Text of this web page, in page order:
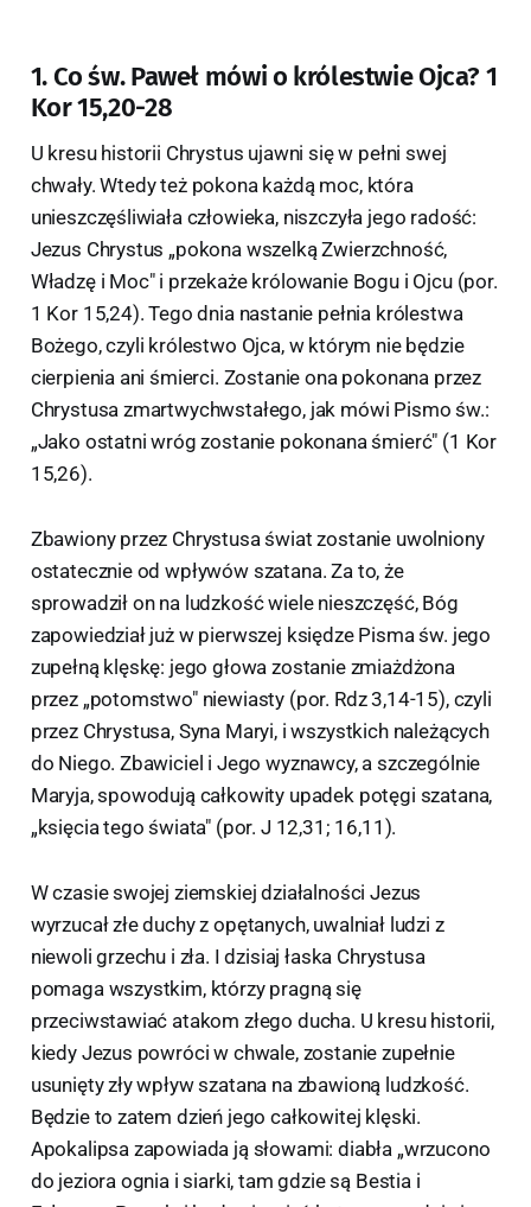
1. Co św. Paweł mówi o królestwie Ojca? 1
Kor 15,20-28
U kresu historii Chrystus ujawni się w pełni swej
chwały. Wtedy też pokona każdą moc, która
unieszczęśliwiała człowieka, niszczyła jego radość:
Jezus Chrystus „pokona wszelką Zwierzchność,
Władzę i Moc" i przekaże królowanie Bogu i Ojcu (por.
1 Kor 15,24). Tego dnia nastanie pełnia królestwa
Bożego, czyli królestwo Ojca, w którym nie będzie
cierpienia ani śmierci. Zostanie ona pokonana przez
Chrystusa zmartwychwstałego, jak mówi Pismo św.:
„Jako ostatni wróg zostanie pokonana śmierć" (1 Kor
15,26).
Zbawiony przez Chrystusa świat zostanie uwolniony
ostatecznie od wpływów szatana. Za to, że
sprowadził on na ludzkość wiele nieszczęść, Bóg
zapowiedział już w pierwszej księdze Pisma św. jego
zupełną klęskę: jego głowa zostanie zmiażdżona
przez „potomstwo" niewiasty (por. Rdz 3,14-15), czyli
przez Chrystusa, Syna Maryi, i wszystkich należących
do Niego. Zbawiciel i Jego wyznawcy, a szczególnie
Maryja, spowodują całkowity upadek potęgi szatana,
„księcia tego świata" (por. J 12,31; 16,11).
W czasie swojej ziemskiej działalności Jezus
wyrzucał złe duchy z opętanych, uwalniał ludzi z
niewoli grzechu i zła. I dzisiaj łaska Chrystusa
pomaga wszystkim, którzy pragną się
przeciwstawiać atakom złego ducha. U kresu historii,
kiedy Jezus powróci w chwale, zostanie zupełnie
usunięty zły wpływ szatana na zbawioną ludzkość.
Będzie to zatem dzień jego całkowitej klęski.
Apokalipsa zapowiada ją słowami: diabła „wrzucono
do jeziora ognia i siarki, tam gdzie są Bestia i